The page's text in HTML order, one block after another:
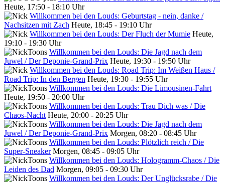
Heute, 17:50 - 18:10 Uhr
Willkommen bei den Louds: Geburtstag - nein, danke /
Nachsitzen mit Zach Heute, 18:45 - 19:10 Uhr
Willkommen bei den Louds: Der Fluch der Mumie Heute,
19:10 - 19:30 Uhr
Willkommen bei den Louds: Die Jagd nach dem
Juwel / Der Deponie-Grand-Prix Heute, 19:30 - 19:50 Uhr
Willkommen bei den Louds: Road Trip: Im Weißen Haus /
Road Trip: In den Bergen Heute, 19:30 - 19:55 Uhr
Willkommen bei den Louds: Die Limousinen-Fahrt
Heute, 19:50 - 20:00 Uhr
Willkommen bei den Louds: Trau Dich was / Die
Chaos-Nacht Heute, 20:00 - 20:25 Uhr
Willkommen bei den Louds: Die Jagd nach dem
Juwel / Der Deponie-Grand-Prix Morgen, 08:20 - 08:45 Uhr
Willkommen bei den Louds: Plötzlich reich / Die
Super-Sneaker Morgen, 08:45 - 09:05 Uhr
Willkommen bei den Louds: Hologramm-Chaos / Die
Leiden des Dad Morgen, 09:05 - 09:30 Uhr
Willkommen bei den Louds: Der Unglücksrabe / Die